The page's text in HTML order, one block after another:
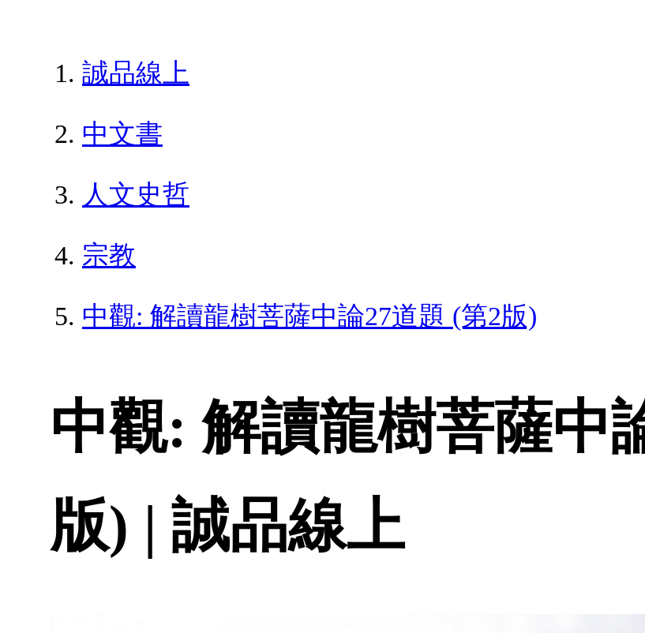
誠品線上
中文書
人文史哲
宗教
中觀: 解讀龍樹菩薩中論27道題 (第2版)
中觀: 解讀龍樹菩薩中
版) | 誠品線上